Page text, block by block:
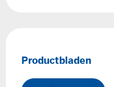
Productbladen